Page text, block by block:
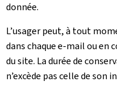
donnée.
L’usager peut, à tout
dans chaque e-mail ou en
du site. La durée de
n’excède pas celle de son